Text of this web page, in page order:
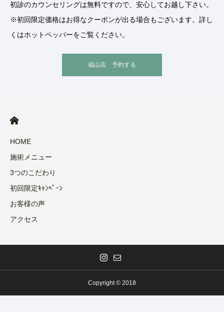
初診のカウンセリングは無料ですので、安心してお越し下さい。
※初回限定価格はお得なクーポンが出る場合もございます。詳し
くはホットペッパーをご覧ください。
福山店 予約する
HOME
施術メニュー
3つのこだわり
初回限定ｷｬﾝﾍﾟｰﾝ
お客様の声
アクセス
Copyright © 2018